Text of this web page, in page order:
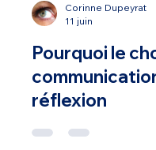
Corinne Dupeyrat
11 juin
Pourquoi le
réflexion